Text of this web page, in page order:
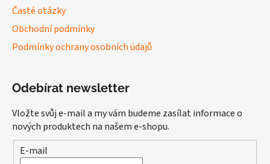
Časté otázky
Obchodní podmínky
Podmínky ochrany osobních údajů
Odebírat newsletter
Vložte svůj e-mail a my vám budeme zasílat informace o
nových produktech na našem e-shopu.
E-mail